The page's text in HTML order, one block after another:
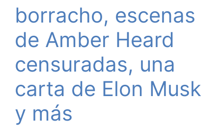
borracho, escenas
de Amber Heard
censuradas, una
carta de Elon Musk
y más